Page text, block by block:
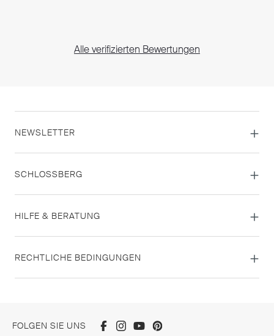
Alle verifizierten Bewertungen
NEWSLETTER
SCHLOSSBERG
HILFE & BERATUNG
RECHTLICHE BEDINGUNGEN
FOLGEN SIE UNS